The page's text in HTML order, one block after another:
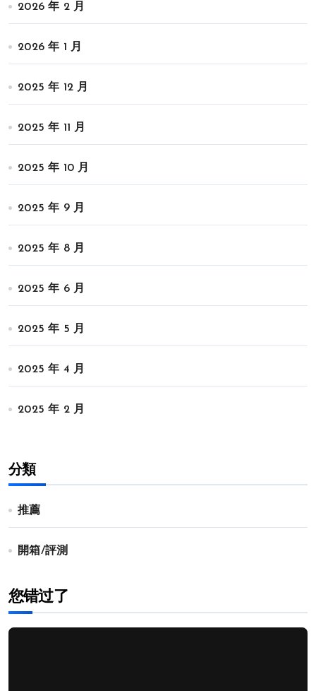
2026 年 2 月
2026 年 1 月
2025 年 12 月
2025 年 11 月
2025 年 10 月
2025 年 9 月
2025 年 8 月
2025 年 6 月
2025 年 5 月
2025 年 4 月
2025 年 2 月
分類
推薦
開箱/評測
您错过了